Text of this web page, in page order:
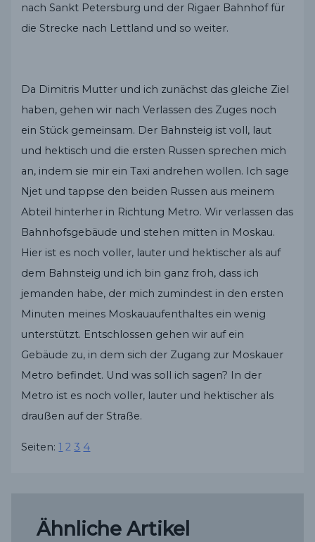
nach Sankt Petersburg und der Rigaer Bahnhof für
die Strecke nach Lettland und so weiter.
Da Dimitris Mutter und ich zunächst das gleiche Ziel
haben, gehen wir nach Verlassen des Zuges noch
ein Stück gemeinsam. Der Bahnsteig ist voll, laut
und hektisch und die ersten Russen sprechen mich
an, indem sie mir ein Taxi andrehen wollen. Ich sage
Njet und tappse den beiden Russen aus meinem
Abteil hinterher in Richtung Metro. Wir verlassen das
Bahnhofsgebäude und stehen mitten in Moskau.
Hier ist es noch voller, lauter und hektischer als auf
dem Bahnsteig und ich bin ganz froh, dass ich
jemanden habe, der mich zumindest in den ersten
Minuten meines Moskauaufenthaltes ein wenig
unterstützt. Entschlossen gehen wir auf ein
Gebäude zu, in dem sich der Zugang zur Moskauer
Metro befindet. Und was soll ich sagen? In der
Metro ist es noch voller, lauter und hektischer als
draußen auf der Straße.
Seiten:1 2 3 4
Ähnliche Artikel